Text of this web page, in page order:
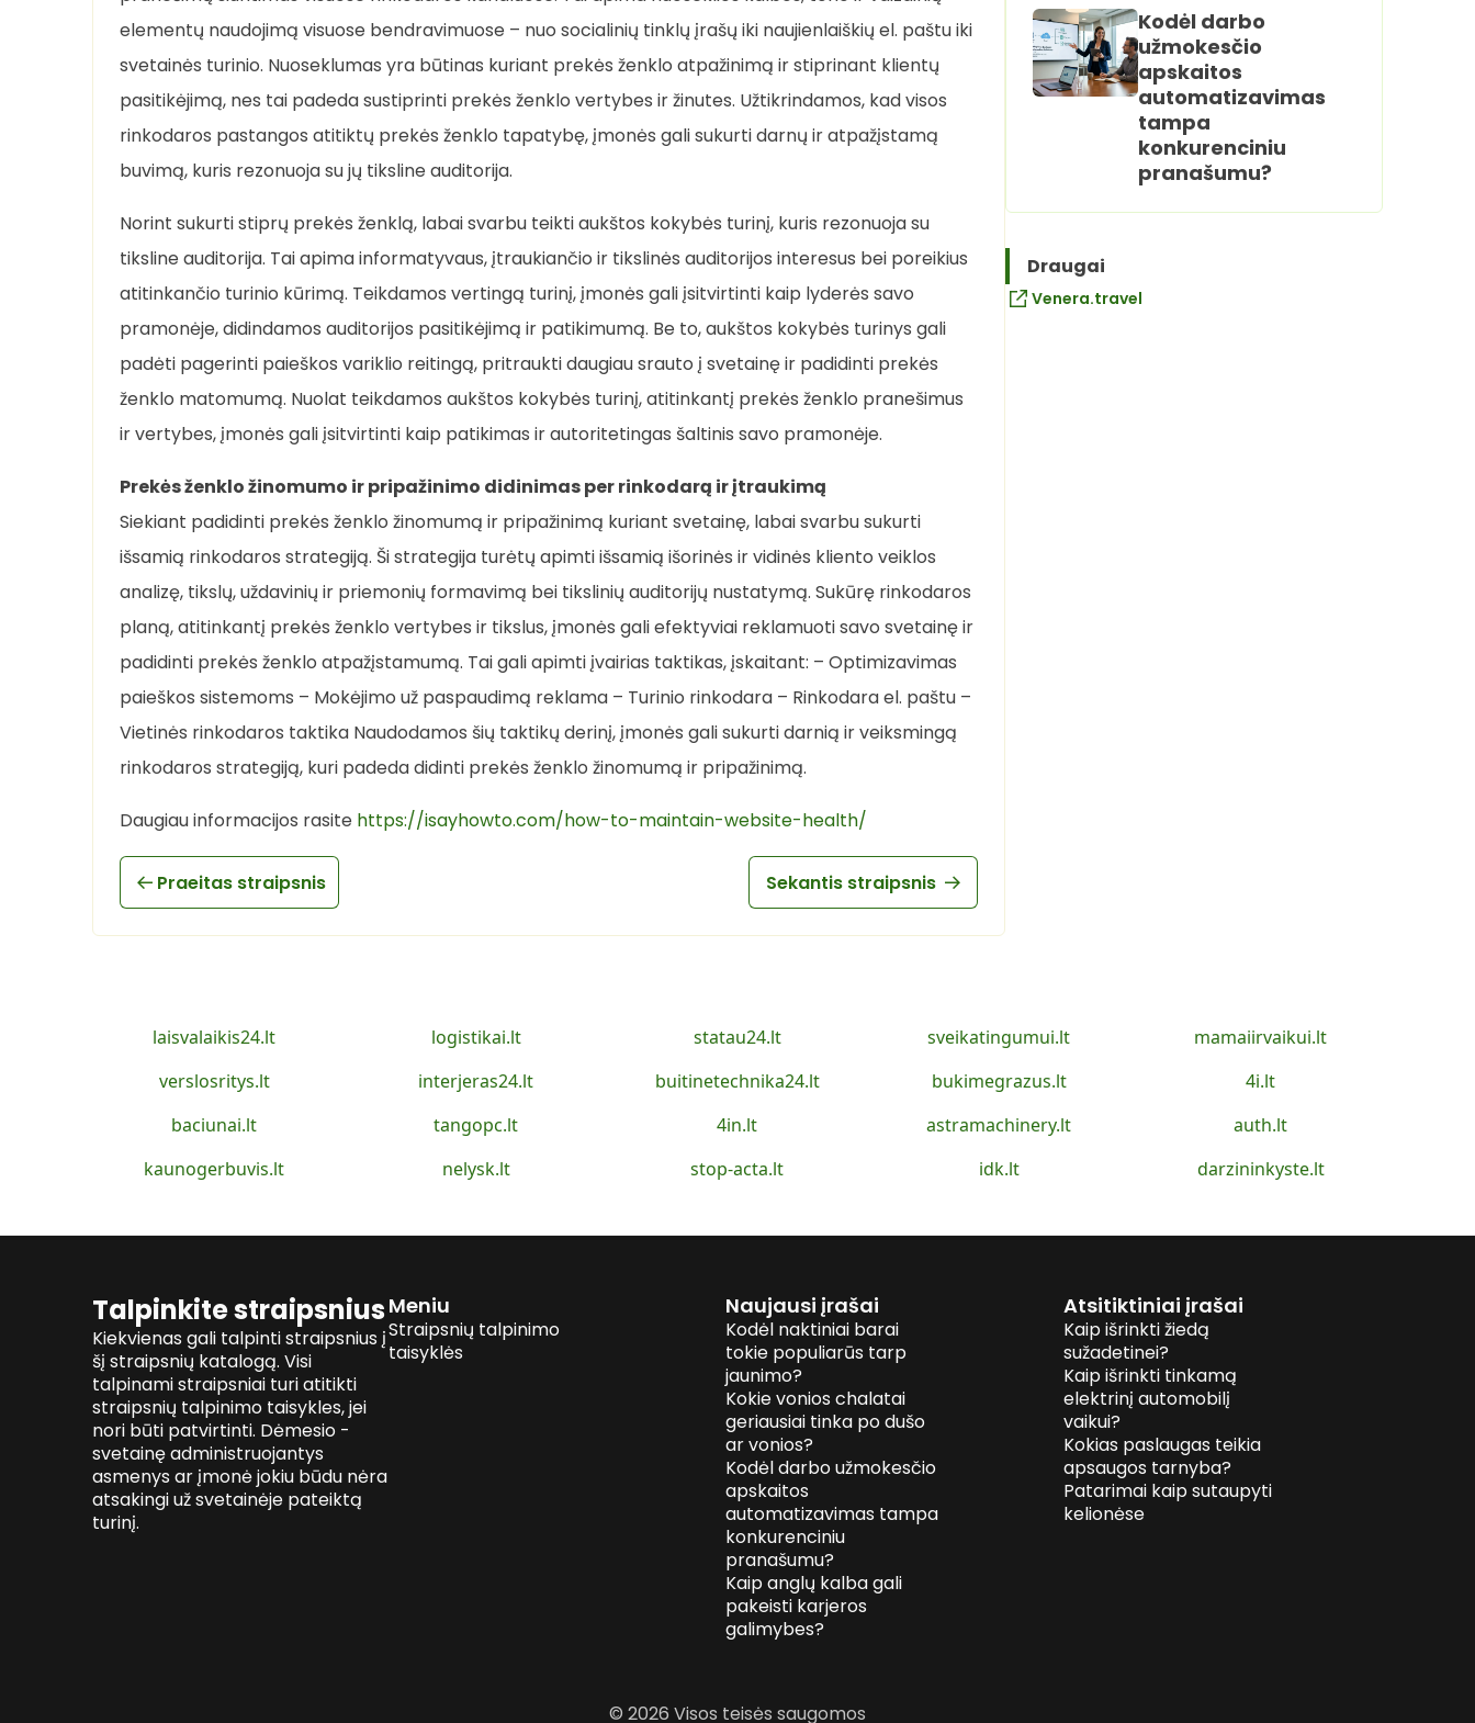
elementų naudojimą visuose bendravimuose – nuo ​​socialinių tinklų įrašų iki naujienlaiškių el. paštu iki
svetainės turinio. Nuoseklumas yra būtinas kuriant prekės ženklo atpažinimą ir stiprinant klientų
pasitikėjimą, nes tai padeda sustiprinti prekės ženklo vertybes ir žinutes. Užtikrindamos, kad visos
rinkodaros pastangos atitiktų prekės ženklo tapatybę, įmonės gali sukurti darnų ir atpažįstamą
buvimą, kuris rezonuoja su jų tiksline auditorija.
Norint sukurti stiprų prekės ženklą, labai svarbu teikti aukštos kokybės turinį, kuris rezonuoja su
tiksline auditorija. Tai apima informatyvaus, įtraukiančio ir tikslinės auditorijos interesus bei poreikius
atitinkančio turinio kūrimą. Teikdamos vertingą turinį, įmonės gali įsitvirtinti kaip lyderės savo
pramonėje, didindamos auditorijos pasitikėjimą ir patikimumą. Be to, aukštos kokybės turinys gali
padėti pagerinti paieškos variklio reitingą, pritraukti daugiau srauto į svetainę ir padidinti prekės
ženklo matomumą. Nuolat teikdamos aukštos kokybės turinį, atitinkantį prekės ženklo pranešimus
ir vertybes, įmonės gali įsitvirtinti kaip patikimas ir autoritetingas šaltinis savo pramonėje.
Prekės ženklo žinomumo ir pripažinimo didinimas per rinkodarą ir įtraukimą
Siekiant padidinti prekės ženklo žinomumą ir pripažinimą kuriant svetainę, labai svarbu sukurti
išsamią rinkodaros strategiją. Ši strategija turėtų apimti išsamią išorinės ir vidinės kliento veiklos
analizę, tikslų, uždavinių ir priemonių formavimą bei tikslinių auditorijų nustatymą. Sukūrę rinkodaros
planą, atitinkantį prekės ženklo vertybes ir tikslus, įmonės gali efektyviai reklamuoti savo svetainę ir
padidinti prekės ženklo atpažįstamumą. Tai gali apimti įvairias taktikas, įskaitant: – Optimizavimas
paieškos sistemoms – Mokėjimo už paspaudimą reklama – Turinio rinkodara – Rinkodara el. paštu –
Vietinės rinkodaros taktika Naudodamos šių taktikų derinį, įmonės gali sukurti darnią ir veiksmingą
rinkodaros strategiją, kuri padeda didinti prekės ženklo žinomumą ir pripažinimą.
Daugiau informacijos rasite https://isayhowto.com/how-to-maintain-website-health/
Praeitas straipsnis Sekantis straipsnis
Kodėl darbo
užmokesčio
apskaitos
automatizavimas
tampa
konkurenciniu
pranašumu?
Draugai
Venera.travel
laisvalaikis24.lt logistikai.lt statau24.lt sveikatingumui.lt
mamaiirvaikui.lt
verslosritys.lt
interjeras24.lt buitinetechnika24.lt bukimegrazus.lt
4i.lt
baciunai.lt
tangopc.lt 4in.lt astramachinery.lt
auth.lt
kaunogerbuvis.lt
nelysk.lt stop-acta.lt idk.lt darzininkyste.lt
Talpinkite straipsnius
Kiekvienas gali talpinti straipsnius į
šį straipsnių katalogą. Visi
talpinami straipsniai turi atitikti
straipsnių talpinimo taisykles, jei
nori būti patvirtinti. Dėmesio -
svetainę administruojantys
asmenys ar įmonė jokiu būdu nėra
atsakingi už svetainėje pateiktą
turinį.
Meniu
Straipsnių talpinimo
taisyklės
Naujausi įrašai
Kodėl naktiniai barai
tokie populiarūs tarp
jaunimo?
Kokie vonios chalatai
geriausiai tinka po dušo
ar vonios?
Kodėl darbo užmokesčio
apskaitos
automatizavimas tampa
konkurenciniu
pranašumu?
Kaip anglų kalba gali
pakeisti karjeros
galimybes?
Atsitiktiniai įrašai
Kaip išrinkti žiedą
sužadetinei?
Kaip išrinkti tinkamą
elektrinį automobilį
vaikui?
Kokias paslaugas teikia
apsaugos tarnyba?
Patarimai kaip sutaupyti
kelionėse
© 2026 Visos teisės saugomos